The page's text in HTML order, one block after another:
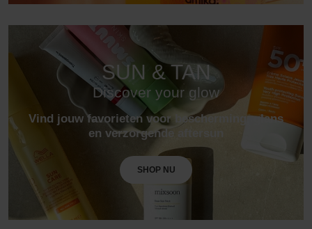
SUN & TAN
Discover your glow
Vind jouw favorieten voor bescherming, glans
en verzorgende aftersun
SHOP NU